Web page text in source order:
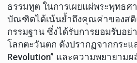
ธรรมทูต ในการเผยแผ่พระพุทธศ
บัณฑิตได้เน้นย้ำถึงคุณค่าของส
กรรมฐาน ซึ่งได้รับการยอมรับอย่
โลกตะวันตก ดังปรากฏจากกระแ
Revolution” และความพยายาม